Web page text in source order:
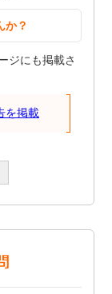
か？
ジにも掲載さ
を掲載